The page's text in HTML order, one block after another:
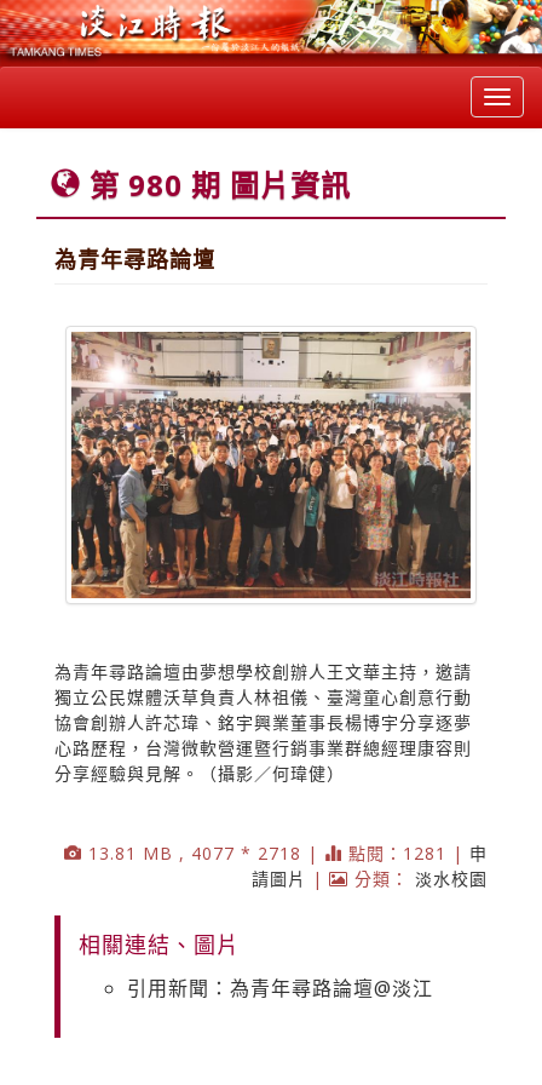
第 980 期 圖片資訊
為青年尋路論壇
為青年尋路論壇由夢想學校創辦人王文華主持，邀請
獨立公民媒體沃草負責人林祖儀、臺灣童心創意行動
協會創辦人許芯瑋、銘宇興業董事長楊博宇分享逐夢
心路歷程，台灣微軟營運暨行銷事業群總經理康容則
分享經驗與見解。（攝影／何瑋健）
13.81 MB , 4077 * 2718 | 點閱：1281 | 申
請圖片
| 分類： 淡水校園
相關連結、圖片
引用新聞：為青年尋路論壇@淡江